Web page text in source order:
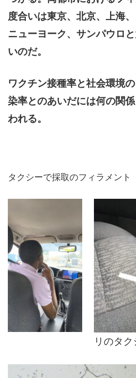
度合いは東京、北京、上海、
ニューヨーク、サンパウロ
いのだ。
ワクチン接種率と社会環境
染率とのあいだには何の関
われる。
タクシーで採取のフィラメント
リのタク